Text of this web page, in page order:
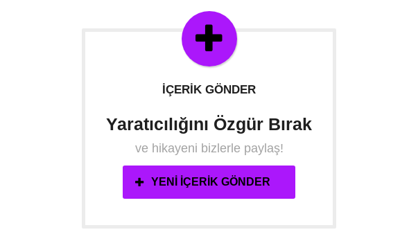
İÇERIK GÖNDER
Yaratıcılığını Özgür Bırak
ve hikayeni bizlerle paylaş!
YENI İÇERIK GÖNDER